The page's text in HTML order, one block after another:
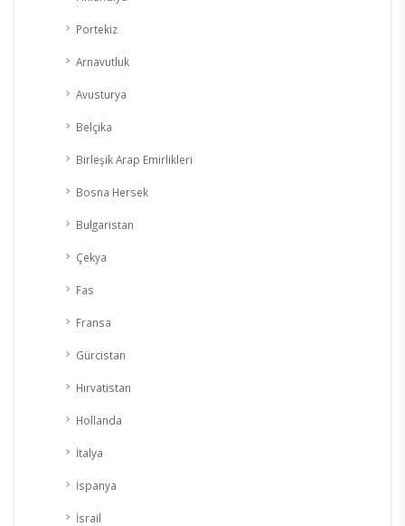
Portekiz
Arnavutluk
Avusturya
Belçika
Birleşik Arap Emirlikleri
Bosna Hersek
Bulgaristan
Çekya
Fas
Fransa
Gürcistan
Hırvatistan
Hollanda
İtalya
İspanya
İsrail